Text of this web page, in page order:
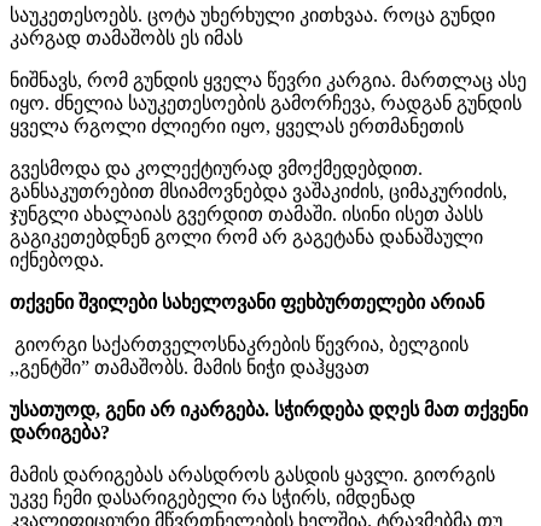
საუკეთესოებს. ცოტა უხერხული კითხვაა. როცა გუნდი
კარგად თამაშობს ეს იმას
ნიშნავს, რომ გუნდის ყველა წევრი კარგია. მართლაც ასე
იყო. ძნელია საუკეთესოების გამორჩევა, რადგან გუნდის
ყველა რგოლი ძლიერი იყო, ყველას ერთმანეთის
გვესმოდა და კოლექტიურად ვმოქმედებდით.
განსაკუთრებით მსიამოვნებდა ვაშაკიძის, ციმაკურიძის,
ჯუნგლი ახალაიას გვერდით თამაში. ისინი ისეთ პასს
გაგიკეთებდნენ გოლი რომ არ გაგეტანა დანაშაული
იქნებოდა.
თქვენი შვილები სახელოვანი ფეხბურთელები არიან
გიორგი საქართველოსნაკრების წევრია, ბელგიის
,,გენტში” თამაშობს. მამის ნიჭი დაჰყვათ
უსათუოდ, გენი არ იკარგება. სჭირდება დღეს მათ თქვენი
დარიგება?
მამის დარიგებას არასდროს გასდის ყავლი. გიორგის
უკვე ჩემი დასარიგებელი რა სჭირს, იმდენად
კვალიფიციური მწვრთნელების ხელშია. ტრავმებმა თუ